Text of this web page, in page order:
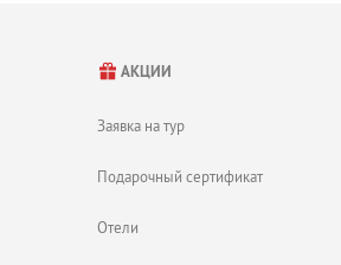
АКЦИИ
Заявка на тур
Подарочный сертификат
Отели